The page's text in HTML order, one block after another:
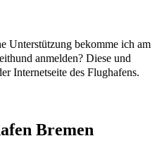
Unterstützung bekomme ich am
anmelden? Diese und
Internetseite des Flughafens.
Bremen